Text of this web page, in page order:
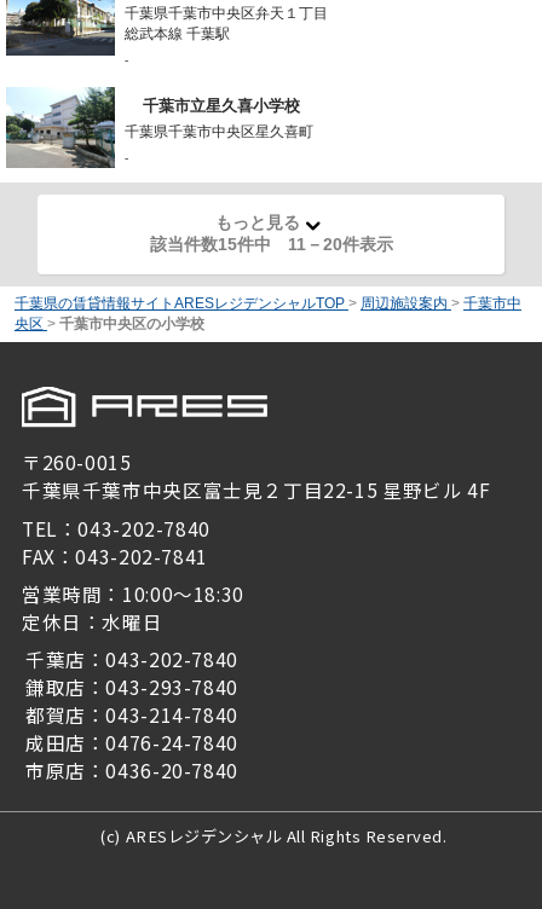
千葉県千葉市中央区弁天１丁目
総武本線 千葉駅
-
千葉市立星久喜小学校
千葉県千葉市中央区星久喜町
-
もっと見る
該当件数15件中 11－20件表示
千葉県の賃貸情報サイトARESレジデンシャルTOP > 周辺施設案内 > 千葉市中
央区 > 千葉市中央区の小学校
〒260-0015
千葉県千葉市中央区富士見２丁目22-15 星野ビル 4F
TEL：043-202-7840
FAX：043-202-7841
営業時間：10:00～18:30
定休日：水曜日
千葉店：043-202-7840
鎌取店：043-293-7840
都賀店：043-214-7840
成田店：0476-24-7840
市原店：0436-20-7840
(c) ARESレジデンシャル All Rights Reserved.